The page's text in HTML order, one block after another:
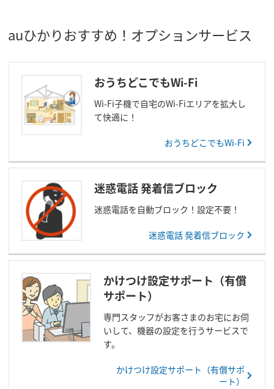
auひかりおすすめ！オプションサービス
おうちどこでもWi-Fi
Wi-Fi子機で自宅のWi-Fiエリアを拡大し
て快適に！
おうちどこでもWi-Fi
迷惑電話 発着信ブロック
迷惑電話を自動ブロック！設定不要！
迷惑電話 発着信ブロック
かけつけ設定サポート（有償
サポート）
専門スタッフがお客さまのお宅にお伺
いして、機器の設定を行うサービスで
す。
かけつけ設定サポート（有償サポ
ート）